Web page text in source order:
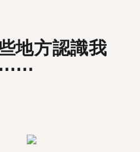
地方認識我
⋯⋯